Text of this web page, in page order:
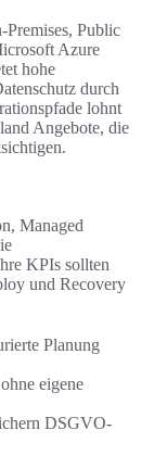
Public
Azure
hohe
durch
lohnt
Angebote, die
Managed
KPIs sollten
und Recovery
Planung
eigene
DSGVO-